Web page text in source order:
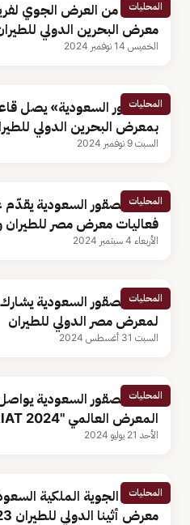
المحليات
لقطات من العرض الجوي
معرض البحرين الدولي
الخميس 14 نوفمبر 2024
المحليات
«الصقور السعودية» يصل
بمعرض البحرين الدولي للطيران
السبت 9 نوفمبر 2024
المحليات
فريق الصقور السعودية
فعاليات معرض مصر للطيران
الأربعاء 4 سبتمبر 2024
المحليات
فريق الصقور السعودية
لمعرض مصر الدولي للطيران
السبت 31 أغسطس 2024
المحليات
فريق الصقور السعودية
المعرض العالمي "RIAT 2024"
الأحد 21 يوليو 2024
المحليات
القوات الجوية الملكية
معرض أثينا الدولي للطيران 2023